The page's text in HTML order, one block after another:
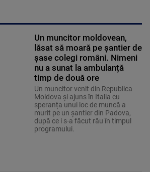
Un muncitor moldovean,
lăsat să moară pe șantier de
șase colegi români. Nimeni
nu a sunat la ambulanță
timp de două ore
Un muncitor venit din Republica
Moldova și ajuns în Italia cu
speranța unui loc de muncă a
murit pe un șantier din Padova,
după ce i s-a făcut rău în timpul
programului.